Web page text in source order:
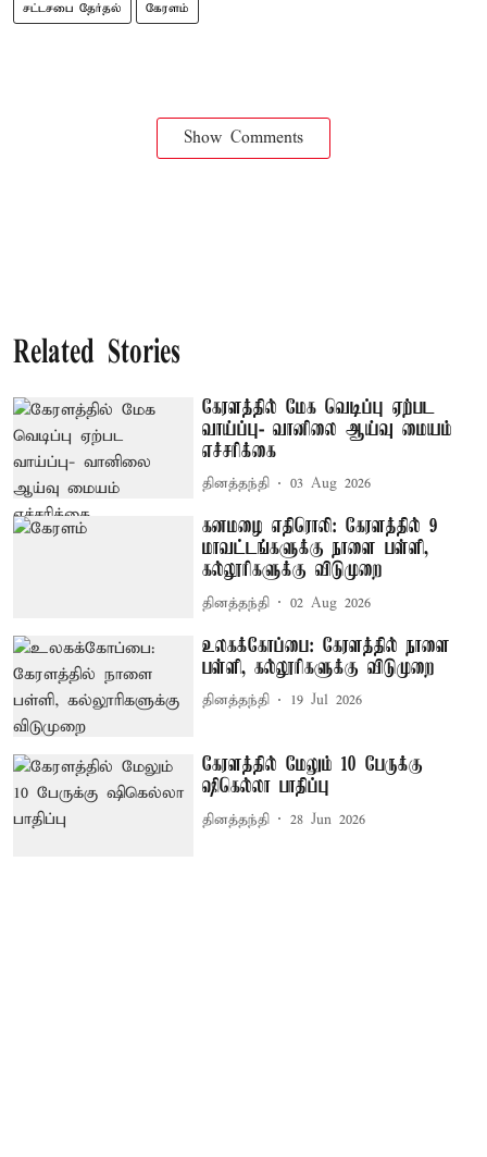
சட்டசபை தேர்தல் கேரளம்
Show Comments
Related Stories
கேரளத்தில் மேக வெடிப்பு ஏற்பட
வாய்ப்பு- வானிலை ஆய்வு மையம்
எச்சரிக்கை
தினத்தந்தி 03 Aug 2026
கனமழை எதிரொலி: கேரளத்தில் 9
மாவட்டங்களுக்கு நாளை பள்ளி,
கல்லூரிகளுக்கு விடுமுறை
தினத்தந்தி 02 Aug 2026
உலகக்கோப்பை: கேரளத்தில் நாளை
பள்ளி, கல்லூரிகளுக்கு விடுமுறை
தினத்தந்தி 19 Jul 2026
கேரளத்தில் மேலும் 10 பேருக்கு
ஷிகெல்லா பாதிப்பு
தினத்தந்தி 28 Jun 2026